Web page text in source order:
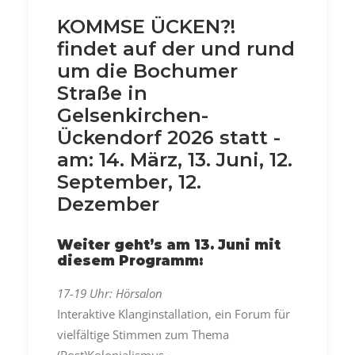
KOMMSE ÜCKEN?!
findet auf der und rund
um die Bochumer
Straße in
Gelsenkirchen-
Ückendorf 2026 statt -
am: 14. März, 13. Juni, 12.
September, 12.
Dezember
Weiter geht’s am 13. Juni mit
diesem Programm:
17-19 Uhr: Hörsalon
Interaktive Klanginstallation, ein Forum für
vielfältige Stimmen zum Thema